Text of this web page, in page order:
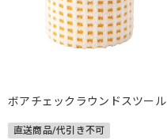
ボアチェックラウンドスツール
直送商品/代引き不可